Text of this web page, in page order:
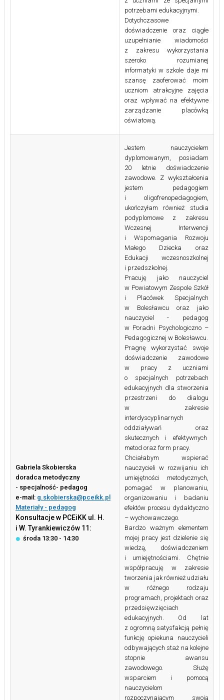
potrzebami edukacyjnymi.
Dotychczasowe
doświadczenie oraz ciągłe
uzupełnianie wiadomości
z zakresu wykorzystania
szeroko rozumianej
informatyki w szkole daje mi
szansę zaoferować moim
uczniom atrakcyjne zajęcia
oraz wpływać na efektywne
zarządzanie placówką
oświatową.
Gabriela Skobierska
doradca metodyczny
- specjalność- pedagog
e-mail: g.skobierska@pceikk.pl
Materiały - pedagog
Konsultacje w PCEiKK ul. H.
i W. Tyrankiewiczów 11:
środa 13:30 - 14:30
Jestem nauczycielem
dyplomowanym, posiadam
20 letnie doświadczenie
zawodowe. Z wykształcenia
jestem pedagogiem
i oligofrenopedagogiem,
ukończyłam również studia
podyplomowe z zakresu
Wczesnej Interwencji
i Wspomagania Rozwoju
Małego Dziecka oraz
Edukacji wczesnoszkolnej
i przedszkolnej.
Pracuję jako nauczyciel
w Powiatowym Zespole Szkół
i Placówek Specjalnych
w Bolesławcu oraz jako
nauczyciel - pedagog
w Poradni Psychologiczno –
Pedagogicznej w Bolesławcu.
Pragnę wykorzystać swoje
doświadczenie zawodowe
w pracy z uczniami
o specjalnych potrzebach
edukacyjnych dla stworzenia
przestrzeni do dialogu
w zakresie
interdyscyplinarnych
oddziaływań oraz
skutecznych i efektywnych
metod oraz form pracy.
Chciałabym wspierać
nauczycieli w rozwijaniu ich
umiejętności metodycznych,
pomagać w planowaniu,
organizowaniu i badaniu
efektów procesu dydaktyczno
– wychowawczego.
Bardzo ważnym elementem
mojej pracy jest dzielenie się
wiedzą, doświadczeniem
i umiejętnościami. Chętnie
współpracuję w zakresie
tworzenia jak również udziału
w różnego rodzaju
programach, projektach oraz
przedsięwzięciach
edukacyjnych. Od lat
z ogromną satysfakcją pełnię
funkcję opiekuna nauczycieli
odbywających staż na kolejne
stopnie awansu
zawodowego. Służę
wsparciem i pomocą
nauczycielom
rozpoczynającym swoją